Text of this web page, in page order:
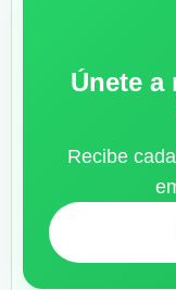
Únete
Recibe